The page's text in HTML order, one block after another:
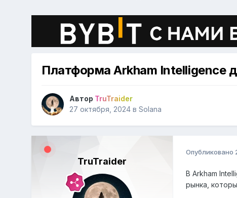
Платформа Arkham Intelligence
Автор TruTraider
27 октября, 2024 вSolana
TruTraider
Опубликовано
В Arkham
рынка,